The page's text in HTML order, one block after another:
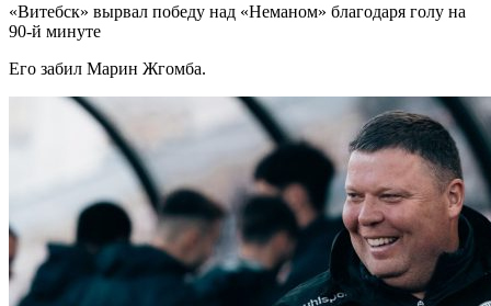
«Витебск» вырвал победу над «Неманом» благодаря голу на
90-й минуте
Его забил Марин Жгомба.